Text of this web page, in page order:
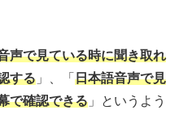
声で見ている時に聞き取れ
する 」、「 日本語音声で見
で確認できる 」というよう